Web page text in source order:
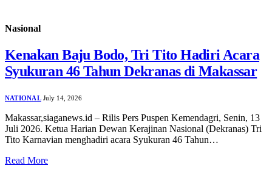
Nasional
Kenakan Baju Bodo, Tri Tito Hadiri Acara
Syukuran 46 Tahun Dekranas di Makassar
NATIONAL July 14, 2026
Makassar,siaganews.id – Rilis Pers Puspen Kemendagri, Senin, 13
Juli 2026. Ketua Harian Dewan Kerajinan Nasional (Dekranas) Tri
Tito Karnavian menghadiri acara Syukuran 46 Tahun…
Read More